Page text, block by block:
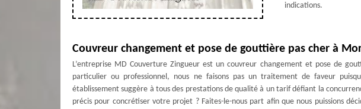
indications.
Couvreur changement et pose de gouttière pas cher à
L’entreprise MD Couverture Zingueur est un couvreur changement et pose de
particulier ou professionnel, nous ne faisons pas un traitement de faveur
établissement suggère à tous des prestations de qualité à un tarif défiant la
précis pour concrétiser votre projet ? Faites-le-nous part afin que nous puissions